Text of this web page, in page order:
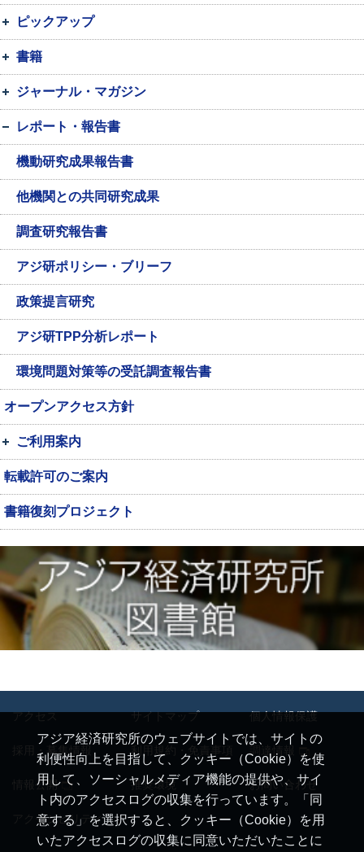
ピックアップ
書籍
ジャーナル・マガジン
レポート・報告書
機動研究成果報告書
他機関との共同研究成果
調査研究報告書
アジ研ポリシー・ブリーフ
政策提言研究
アジ研TPP分析レポート
環境問題対策等の受託調査報告書
オープンアクセス方針
ご利用案内
転載許可のご案内
書籍復刻プロジェクト
アジア経済研究所のウェブサイトでは、サイトの
利便性向上を目指して、クッキー（Cookie）を使
用して、ソーシャルメディア機能の提供や、サイ
ト内のアクセスログの収集を行っています。「同
意する」を選択すると、クッキー（Cookie）を用
いたアクセスログの収集に同意いただいたことに
アクセス サイトマップ 個人情報保護
採用・募集情報 利用規約・免責事項
情報公開 推奨環境 お問い合わせ
アクセシビリティ